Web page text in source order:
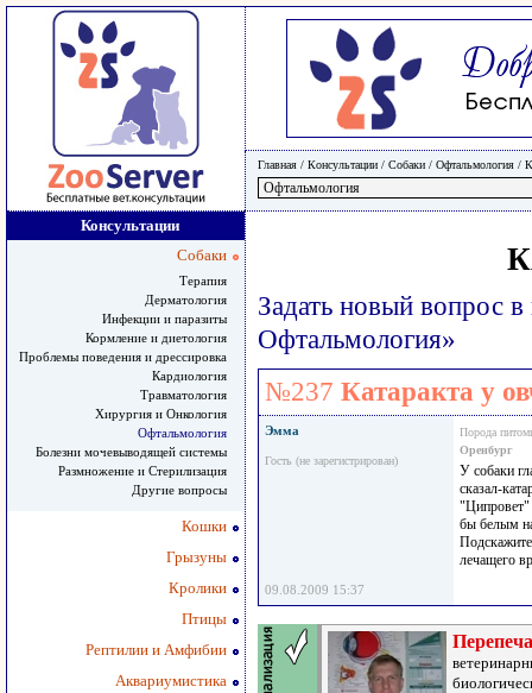
Главная / Консультации / Собаки / Офтальмология /
Консультации
Собаки
Терапия
Дерматология
Инфекции и паразиты
Кормление и диетология
Проблемы поведения и дрессировка
Кардиология
Травматология
Хирургия и Онкология
Офтальмология
Болезни мочевыводящей системы
Размножение и Стерилизация
Другие вопросы
Кошки
Грызуны
Кролики
Птицы
Рептилии и Амфибии
Аквариумистика
Задать новый вопрос
Офтальмология»
№237 Катаракта у
Эмма
Гость (не зарегистрирован)
Порода
Оренбург
У собаки
сказал-
"Ципровет"
бы белым
лечащего
09.08.2009 15:37